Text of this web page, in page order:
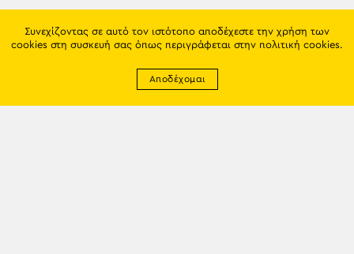
Συνεχίζοντας σε αυτό τον ιστότοπο αποδέχεστε την χρήση των
cookies στη συσκευή σας όπως περιγράφεται στην πολιτική cookies.
Αποδέχομαι